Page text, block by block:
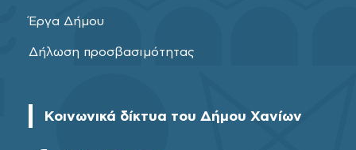
Έργα Δήμου
Δήλωση προσβασιμότητας
Κοινωνικά δίκτυα του Δήμου Χανίων